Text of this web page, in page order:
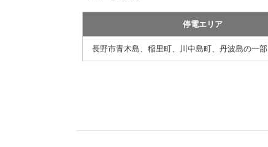
停電エリア
長野市青木島、稲里町、川中島町、丹波島の一部